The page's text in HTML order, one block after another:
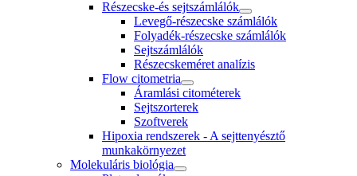
Részecske-és sejtszámlálók
Levegő-részecske számlálók
Folyadék-részecske számlálók
Sejtszámlálók
Részecskeméret analízis
Flow citometria
Áramlási citométerek
Sejtszorterek
Szoftverek
Hipoxia rendszerek - A sejttenyésztő
munkakörnyezet
Molekuláris biológia